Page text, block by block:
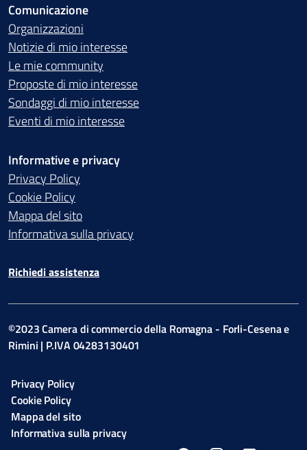
Comunicazione
Organizzazioni
Notizie di mio interesse
Le mie community
Proposte di mio interesse
Sondaggi di mio interesse
Eventi di mio interesse
Informative e privacy
Privacy Policy
Cookie Policy
Mappa del sito
Informativa sulla privacy
Richiedi assistenza
©2023 Camera di commercio della Romagna - Forli-Cesena e
Rimini | P.IVA 04283130401
Privacy Policy
Cookie Policy
Mappa del sito
Informativa sulla privacy